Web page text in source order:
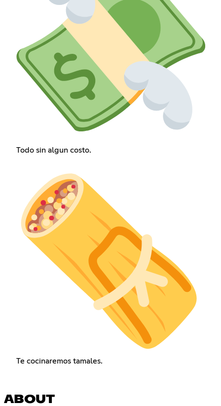
Todo sin algun costo.
Te cocinaremos tamales.
ABOUT